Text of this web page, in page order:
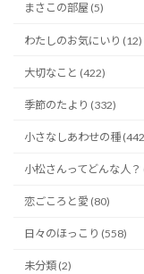
まさこの部屋 (5)
わたしのお気にいり (12)
大切なこと (422)
季節のたより (332)
小さなしあわせの種
小松さんってどんな人？
恋ごころと愛 (80)
日々のほっこり (558)
未分類 (2)